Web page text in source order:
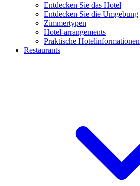
Entdecken Sie das Hotel
Entdecken Sie die Umgebung
Zimmertypen
Hotel-arrangements
Praktische Hotelinformationen
Restaurants